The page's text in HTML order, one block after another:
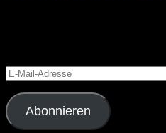
E-
Mail-
Adresse
Abonnieren